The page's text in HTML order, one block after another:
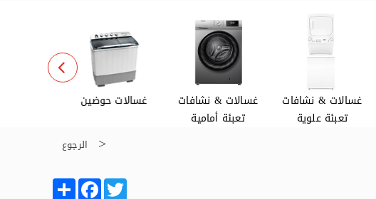
غسالات & نشافات
تعبئة علوية
غسالات & نشافات
تعبئة أمامية
غسالات حوضين
الرجوع
Share
FacebookTwitter